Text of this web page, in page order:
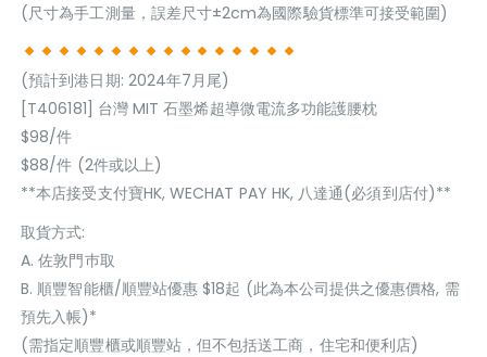
(尺寸為手工測量，誤差尺寸±2cm為國際驗貨標準可接受範圍)
(預計到港日期: 2024年7月尾)
[T406181] 台灣 MIT 石墨烯超導微電流多功能護腰枕
$98/件
$88/件 (2件或以上)
**本店接受支付寶HK, WECHAT PAY HK, 八達通(必須到店付)**
取貨方式:
A. 佐敦門巿取
B. 順豐智能櫃/順豐站優惠 $18起 (此為本公司提供之優惠價格, 需
預先入帳)*
(需指定順豐櫃或順豐站，但不包括送工商，住宅和便利店)